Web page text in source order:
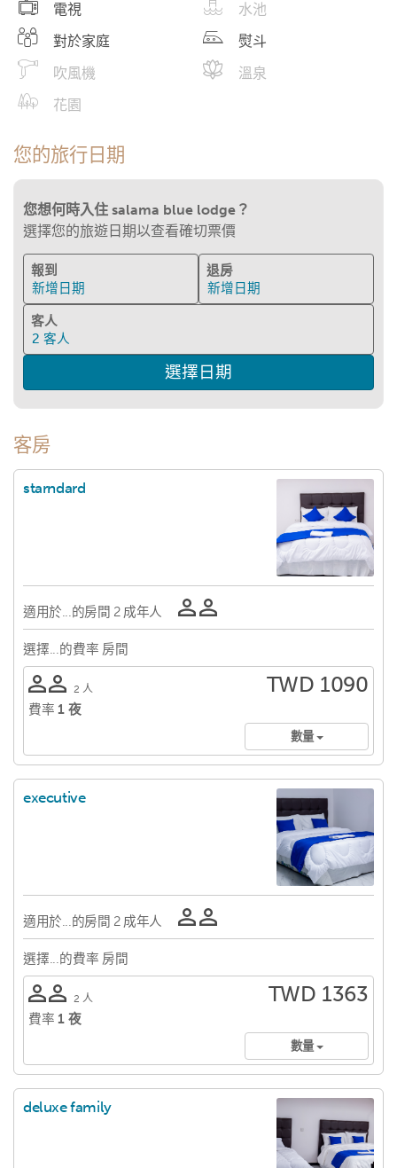
電視
水池
對於家庭
熨斗
吹風機
溫泉
花園
您的旅行日期
您想何時入住 salama blue lodge？
選擇您的旅遊日期以查看確切票價
報到
新增日期
退房
新增日期
客人
2 客人
選擇日期
客房
starndard
適用於...的房間 2 成年人
選擇...的費率 房間
2 人
費率 1 夜
TWD 1090
數量
executive
適用於...的房間 2 成年人
選擇...的費率 房間
2 人
費率 1 夜
TWD 1363
數量
deluxe family